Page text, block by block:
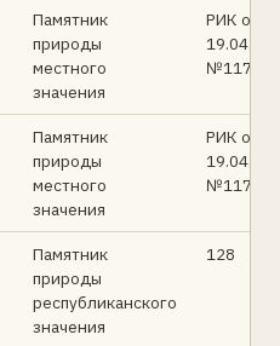
Памятник
природы
местного
значения
РИК от
19.04.83
№117
Памятник
природы
местного
значения
РИК от
19.04.83
№117
Памятник
природы
республиканского
значения
128